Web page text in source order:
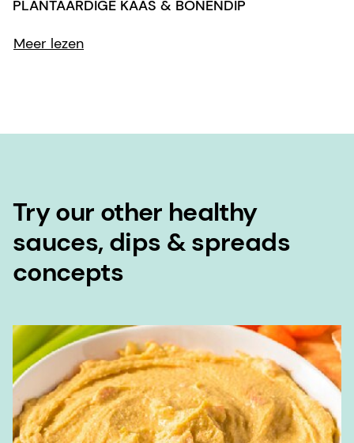
PLANTAARDIGE KAAS & BONENDIP
Meer lezen
Try our other healthy
sauces, dips & spreads
concepts